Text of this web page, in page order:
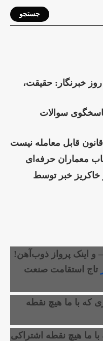
جستجو
خبرنگار: حقیقت،
سوالات
قابل معامله نیست
معماران حرفه‌ای
خبر توسط
و اینک پرواز ذوب‌آهن!
تاج استقامت صنعت
که با ما هیچ نقطه
ما هیچ نقطه اشتراکی